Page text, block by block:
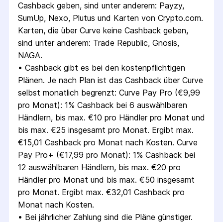
Cashback geben, sind unter anderem: Payzy,
SumUp, Nexo, Plutus und Karten von Crypto.com.
Karten, die über Curve keine Cashback geben,
sind unter anderem: Trade Republic, Gnosis,
NAGA.
• Cashback gibt es bei den kostenpflichtigen
Plänen. Je nach Plan ist das Cashback über Curve
selbst monatlich begrenzt: Curve Pay Pro (€9,99
pro Monat): 1% Cashback bei 6 auswählbaren
Händlern, bis max. €10 pro Händler pro Monat und
bis max. €25 insgesamt pro Monat. Ergibt max.
€15,01 Cashback pro Monat nach Kosten. Curve
Pay Pro+ (€17,99 pro Monat): 1% Cashback bei
12 auswählbaren Händlern, bis max. €20 pro
Händler pro Monat und bis max. €50 insgesamt
pro Monat. Ergibt max. €32,01 Cashback pro
Monat nach Kosten.
• Bei jährlicher Zahlung sind die Pläne günstiger.